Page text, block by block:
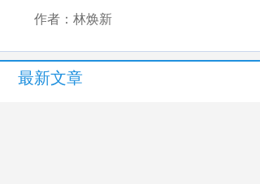
作者：林焕新
最新文章